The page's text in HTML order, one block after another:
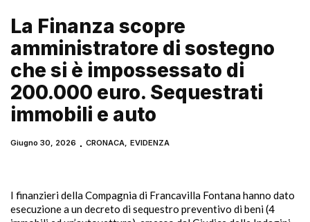
La Finanza scopre
amministratore di sostegno
che si è impossessato di
200.000 euro. Sequestrati
immobili e auto
Giugno 30, 2026 CRONACA,EVIDENZA
I finanzieri della Compagnia di Francavilla Fontana hanno dato
esecuzione a un decreto di sequestro preventivo di beni (4